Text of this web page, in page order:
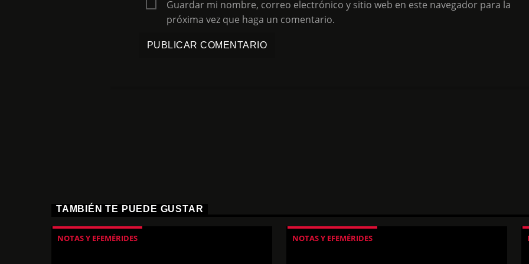
Guardar mi nombre, correo electrónico y sitio web en este navegador para la
próxima vez que haga un comentario.
TAMBIÉN TE PUEDE GUSTAR
NOTAS Y EFEMÉRIDES NOTAS Y EFEMÉRIDES